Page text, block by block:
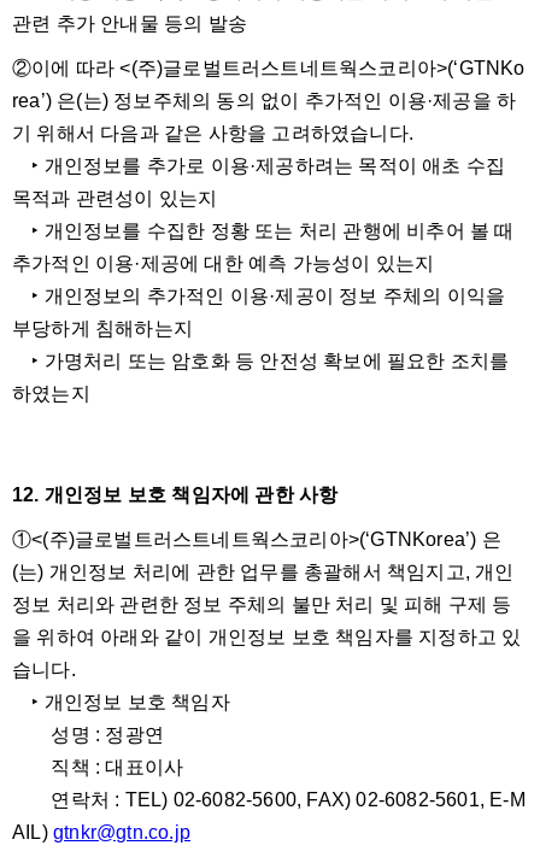
관련 추가 안내물 등의 발송
②이에 따라 <(주)글로벌트러스트네트웍스코리아>(‘GTNKo
rea’) 은(는) 정보주체의 동의 없이 추가적인 이용·제공을 하
기 위해서 다음과 같은 사항을 고려하였습니다.
‣ 개인정보를 추가로 이용·제공하려는 목적이 애초 수집
목적과 관련성이 있는지
‣ 개인정보를 수집한 정황 또는 처리 관행에 비추어 볼 때
추가적인 이용·제공에 대한 예측 가능성이 있는지
‣ 개인정보의 추가적인 이용·제공이 정보 주체의 이익을
부당하게 침해하는지
‣ 가명처리 또는 암호화 등 안전성 확보에 필요한 조치를
하였는지
12. 개인정보 보호 책임자에 관한 사항
①<(주)글로벌트러스트네트웍스코리아>(‘GTNKorea’) 은
(는) 개인정보 처리에 관한 업무를 총괄해서 책임지고, 개인
정보 처리와 관련한 정보 주체의 불만 처리 및 피해 구제 등
을 위하여 아래와 같이 개인정보 보호 책임자를 지정하고 있
습니다.
‣ 개인정보 보호 책임자
성명 : 정광연
직책 : 대표이사
연락처 : TEL) 02-6082-5600, FAX) 02-6082-5601, E-M
AIL) gtnkr@gtn.co.jp